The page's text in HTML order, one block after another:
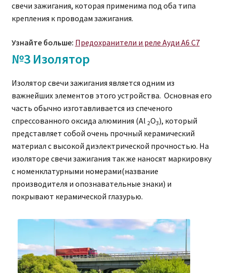
свечи зажигания, которая применима под оба типа
крепления к проводам зажигания.
Узнайте больше: Предохранители и реле Ауди A6 C7
№3 Изолятор
Изолятор свечи зажигания является одним из
важнейших элементов этого устройства. Основная его
часть обычно изготавливается из спеченого
спрессованного оксида алюминия (Al 2O3), который
представляет собой очень прочный керамический
материал с высокой диэлектрической прочностью. На
изоляторе свечи зажигания так же наносят маркировку
с номенклатурными номерами(название
производителя и опознавательные знаки) и
покрывают керамической глазурью.